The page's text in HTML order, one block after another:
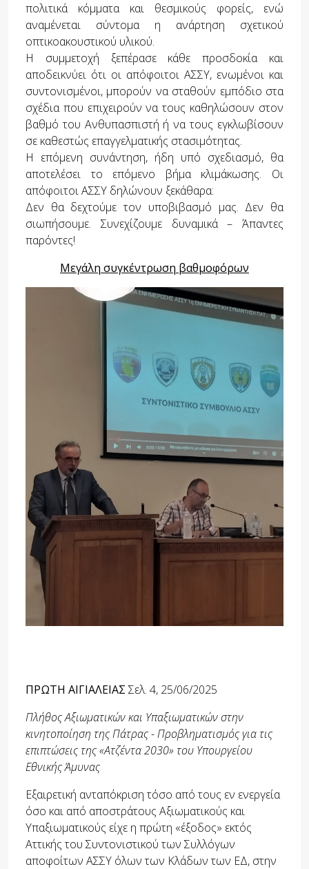
πολιτικά κόμματα και θεσμικούς φορείς, ενώ
αναμένεται σύντομα η ανάρτηση σχετικού
οπτικοακουστικού υλικού.
Η συμμετοχή ξεπέρασε κάθε προσδοκία και
αποδεικνύει ότι οι απόφοιτοι ΑΣΣΥ, ενωμένοι και
συντονισμένοι, μπορούν να σταθούν εμπόδιο στα
σχέδια που επιχειρούν να τους καθηλώσουν στον
βαθμό του Ανθυπασπιστή ή να τους εγκλωβίσουν
σε καθεστώς επαγγελματικής στασιμότητας.
Η επόμενη συνάντηση, ήδη υπό σχεδιασμό, θα
αποτελέσει το επόμενο βήμα κλιμάκωσης. Οι
απόφοιτοι ΑΣΣΥ δηλώνουν ξεκάθαρα:
Δεν θα δεχτούμε τον υποβιβασμό μας. Δεν θα
σιωπήσουμε. Συνεχίζουμε δυναμικά – Άπαντες
παρόντες!
Μεγάλη συγκέντρωση βαθμοφόρων
ΠΡΩΤΗ ΑΙΓΙΑΛΕΙΑΣ Σελ. 4, 25/06/2025
Πλήθος Αξιωματικών και Υπαξιωματικών στην
κινητοποίηση της Πάτρας-Προβληματισμός για τις
επιπτώσεις της «Ατζέντα 2030» του Υπουργείου
Εθνικής Άμυνας
Εξαιρετική ανταπόκριση τόσο από τους εν ενεργεία
όσο και από αποστράτους Αξιωματικούς και
Υπαξιωματικούς είχε η πρώτη «έξοδος» εκτός
Αττικής του Συντονιστικού των Συλλόγων
αποφοίτων ΑΣΣΥ όλων των Κλάδων των ΕΔ, στην